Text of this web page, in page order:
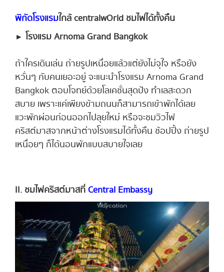
พิกัดโรงแรมใกล้ centralwOrld ชมไฟได้ทั้งคืน
► โรงแรม Arnoma Grand Bangkok
ถ้าใครเดินเล่น ถ่ายรูปเหนื่อยแล้วแต่ยังไม่จุใจ หรือยัง
หวั่นๆ กับคนเยอะอยู่ จะแนะนำโรงแรม Arnoma Grand
Bangkok ตอบโจทย์ด้วยโลเคชั่นสุดปัง ทำเลสะดวก
สบาย เพราะแค่เพียงข้ามถนนก็สามารถเข้าพักได้เลย
แวะพักผ่อนก่อนออกไปลุยใหม่ หรือจะชมวิวไฟ
คริสต์มาสจากหน้าต่างโรงแรมได้ทั้งคืน ช้อปปิ้ง ถ่ายรูป
เหนื่อยๆ ก็ได้นอนพักแบบสบายใจเลย
II. ชมไฟคริสต์มาสที่Central Embassy